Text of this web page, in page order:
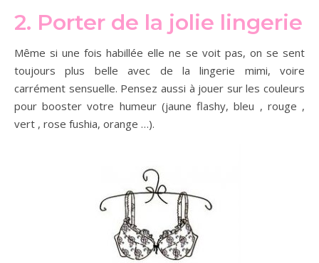
2. Porter de la jolie lingerie
Même si une fois habillée elle ne se voit pas, on se sent
toujours plus belle avec de la lingerie mimi, voire
carrément sensuelle. Pensez aussi à jouer sur les couleurs
pour booster votre humeur (jaune flashy, bleu , rouge ,
vert , rose fushia, orange …).